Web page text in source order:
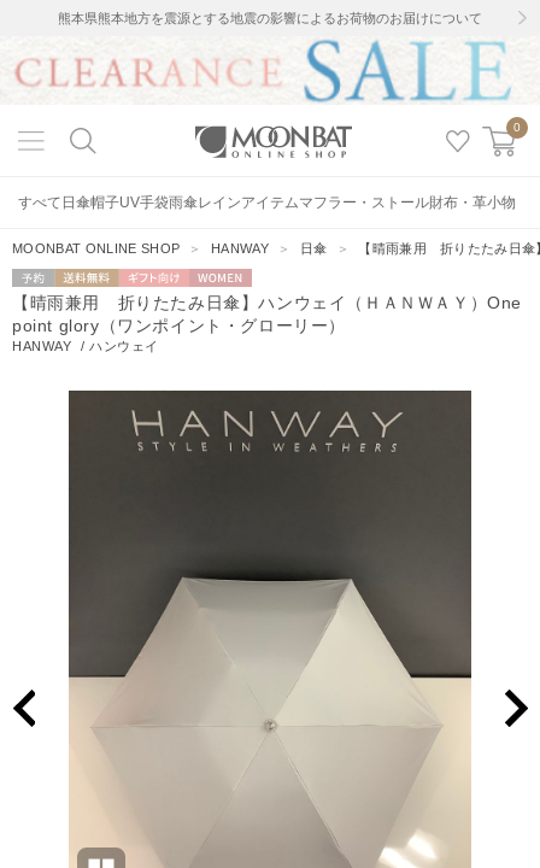
熊本県熊本地方を震源とする地震の影響によるお荷物のお届けについて
0
すべて 日傘帽子UV手袋雨傘レインアイテムマフラー・ストール財布・革小物
MOONBAT ONLINE SHOP ＞ HANWAY ＞ 日傘 ＞ 【晴雨兼用 折りたたみ日
予約 送料無料
ギフト向
け
WOMEN
【晴雨兼用 折りたたみ日傘】ハンウェイ（ＨＡＮＷＡＹ）One
point glory（ワンポイント・グローリー）
HANWAY /ハンウェイ